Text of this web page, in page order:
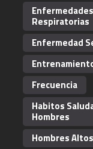
Enfermedades
Respiratorias
Enfermedad
Frecuencia
Habitos
Hombres
Hombres Altos